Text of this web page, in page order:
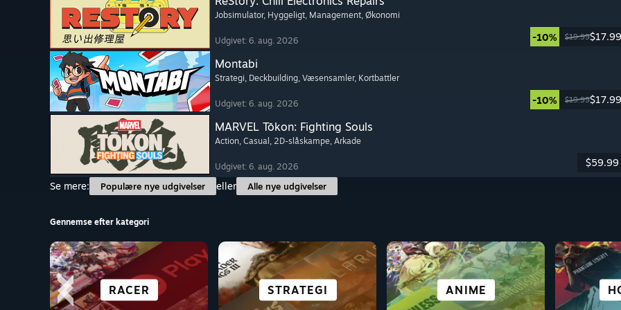
Jobsimulator, Hyggeligt, Management, Økonomi
Udgivet: 6. aug. 2026 -10% $19.99$17.99
Montabi
Strategi, Deckbuilding, Væsensamler, Kortbattler
Udgivet: 6. aug. 2026 -10% $19.99$17.99
MARVEL Tōkon: Fighting Souls
Action, Casual , 2D-slåskampe, Arkade
Udgivet: 6. aug. 2026
$59.99
Se mere:
Populære nye udgivelser eller Alle nye udgivelser
Gennemse efter kategori
RACER STRATEGI ANIME
GODT PÅ DECK CASUAL CO-OP
PUZZLE SLÅSKAMPE ÅBEN VERDEN
VISUEL ROMAN ROGUELIKE OVERLEVELSE